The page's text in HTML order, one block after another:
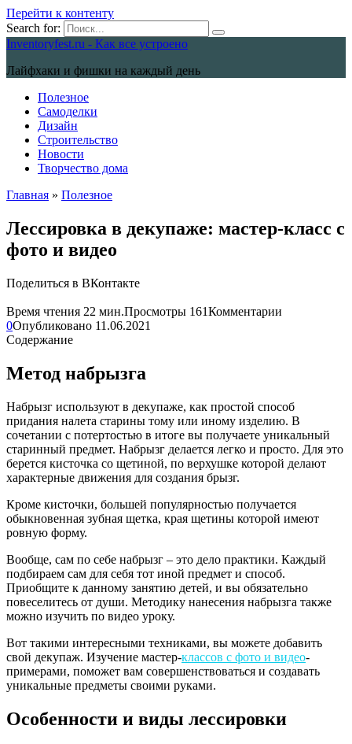
Перейти к контенту
Search for:
Inventoryfest.ru - Как все устроено
Лайфхаки и фишки на каждый день
Полезное
Самоделки
Дизайн
Строительство
Новости
Творчество дома
Главная » Полезное
Лессировка в декупаже: мастер-класс с
фото и видео
Поделиться в ВКонтакте
Время чтения 22 мин.Просмотры 161Комментарии
0Опубликовано 11.06.2021
Содержание
Метод набрызга
Набрызг используют в декупаже, как простой способ
придания налета старины тому или иному изделию. В
сочетании с потертостью в итоге вы получаете уникальный
старинный предмет. Набрызг делается легко и просто. Для это
берется кисточка со щетиной, по верхушке которой делают
характерные движения для создания брызг.
Кроме кисточки, большей популярностью получается
обыкновенная зубная щетка, края щетины которой имеют
ровную форму.
Вообще, сам по себе набрызг – это дело практики. Каждый
подбираем сам для себя тот иной предмет и способ.
Приобщите к данному занятию детей, и вы обязательно
повеселитесь от души. Методику нанесения набрызга также
можно изучить по видео уроку.
Вот такими интересными техниками, вы можете добавить
свой декупаж. Изучение мастер-классов с фото и видео-
примерами, поможет вам совершенствоваться и создавать
уникальные предметы своими руками.
Особенности и виды лессировки